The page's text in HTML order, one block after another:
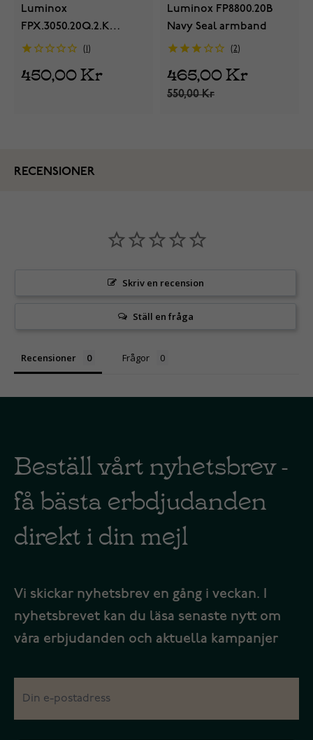
Luminox
FPX.3050.20Q.2.K
armband Navy Seal soft
450,00 Kr
Luminox FP8800.20B
Navy Seal armband
2
465,00 Kr
550,00 Kr
RECENSIONER
Skriv en recension
Ställ en fråga
Recensioner Frågor
Beställ vårt nyhetsbrev -
få bästa erbdjudanden
direkt i din mejl
Vi skickar nyhetsbrev en gång i veckan. I
nyhetsbrevet kan du läsa senaste nytt om
våra erbjudanden och aktuella kampanjer